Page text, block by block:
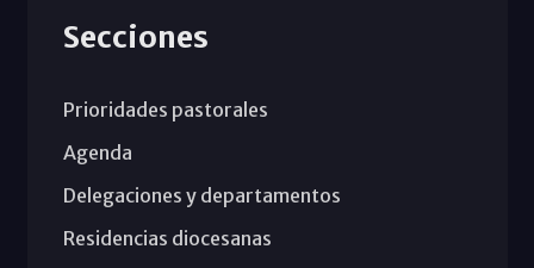
Secciones
Prioridades pastorales
Agenda
Delegaciones y departamentos
Residencias diocesanas